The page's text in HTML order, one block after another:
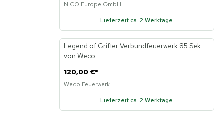
NICO Europe GmbH
Lieferzeit ca. 2 Werktage
Legend of Grifter Verbundfeuerwerk 85 Sek.
von Weco
120,00 €*
Weco Feuerwerk
Lieferzeit ca. 2 Werktage